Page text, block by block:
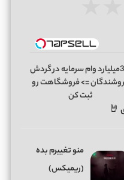
تا 3میلیارد وام سرمایه در گردش
=> فروشگاهت رو
ثبت کن
🤘
منو تغییرم بده
(ریمیکس)